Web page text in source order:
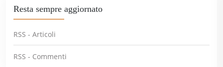
Resta sempre aggiornato
RSS - Articoli
RSS - Commenti